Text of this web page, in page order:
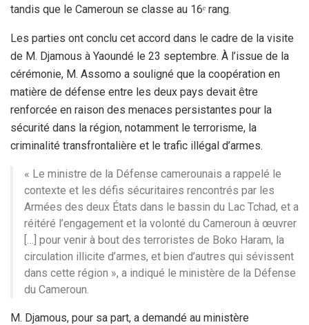
tandis que le Cameroun se classe au 16ᵉ rang.
Les parties ont conclu cet accord dans le cadre de la visite
de M. Djamous à Yaoundé le 23 septembre. À l’issue de la
cérémonie, M. Assomo a souligné que la coopération en
matière de défense entre les deux pays devait être
renforcée en raison des menaces persistantes pour la
sécurité dans la région, notamment le terrorisme, la
criminalité transfrontalière et le trafic illégal d’armes.
« Le ministre de la Défense camerounais a rappelé le
contexte et les défis sécuritaires rencontrés par les
Armées des deux États dans le bassin du Lac Tchad, et a
réitéré l’engagement et la volonté du Cameroun à œuvrer
[…] pour venir à bout des terroristes de Boko Haram, la
circulation illicite d’armes, et bien d’autres qui sévissent
dans cette région », a indiqué le ministère de la Défense
du Cameroun.
M. Djamous, pour sa part, a demandé au ministère